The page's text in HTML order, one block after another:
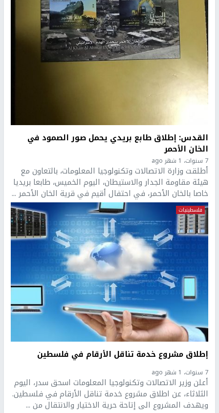
القدس: إطلاق طابع بريدي يحمل صور الصمود في
الخان الأحمر
7 سنوات، 1 شهر ago
أطلقت وزارة الاتصالات وتكنولوجيا المعلومات، بالتعاون مع
هيئة مقاومة الجدار والاستيطان، اليوم الخميس، طابعا بريديا
خاصا بالخان الأحمر، في احتفال أقيم في قرية الخان الأحمر ...
فلسطينيات
إطلاق مشروع خدمة تناقل الأرقام في فلسطين
7 سنوات، 1 شهر ago
أعلن وزير الاتصالات وتكنولوجيا المعلومات اسحق سدر، اليوم
الثلاثاء، عن اطلاق مشروع خدمة تناقل الأرقام في فلسطين.
ويهدف المشروع الى إتاحة حرية الاختيار والانتقال من ...